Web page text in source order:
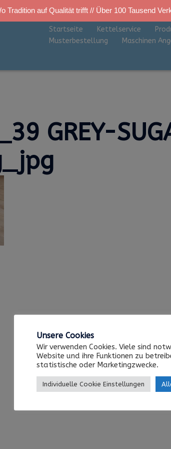
Tradition auf Qualität trifft // Über 100 Tausend
Startseite Kettelservice
Musterbestellung
Maschinen
GREY-
Unsere Cookies
Wir verwenden Cookies. Viele sind
Website und ihre Funktionen zu
statistische oder Marketingzwecke.
Individuelle Cookie Einstellungen